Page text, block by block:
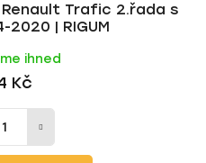
Trafic 2.řada s
| RIGUM
ihned
Kč